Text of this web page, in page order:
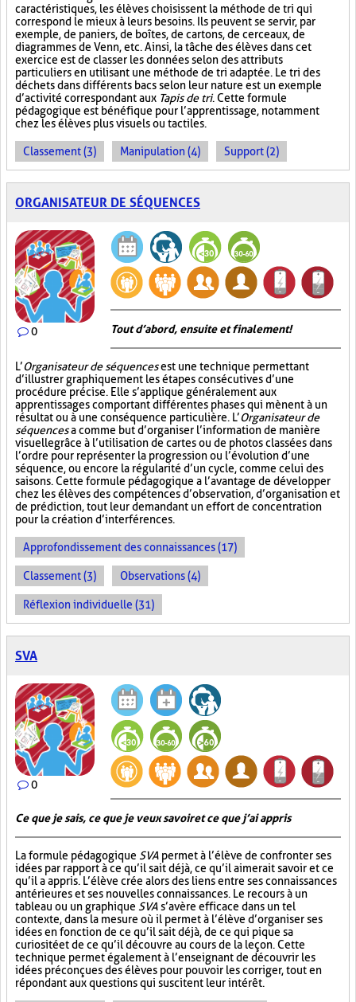
caractéristiques, les élèves choisissent la méthode de tri qui
correspond le mieux à leurs besoins. Ils peuvent se servir, par
exemple, de paniers, de boîtes, de cartons, de cerceaux, de
diagrammes de Venn, etc. Ainsi, la tâche des élèves dans cet
exercice est de classer les données selon des attributs
particuliers en utilisant une méthode de tri adaptée. Le tri des
déchets dans différents bacs selon leur nature est un exemple
d’activité correspondant aux Tapis de tri. Cette formule
pédagogique est bénéfique pour l’apprentissage, notamment
chez les élèves plus visuels ou tactiles.
Classement (3) Manipulation (4) Support (2)
ORGANISATEUR DE SÉQUENCES
0 Tout d’abord, ensuite et finalement!
L’Organisateur de séquencesest une technique permettant
d’illustrer graphiquement les étapes consécutives d’une
procédure précise. Elle s’applique généralement aux
apprentissages comportant différentes phases qui mènent à un
résultat ou à une conséquence particulière. L’Organisateur de
séquencesa comme but d’organiser l’information de manière
visuellegrâce à l’utilisation de cartes ou de photos classées dans
l’ordre pour représenter la progression ou l’évolution d’une
séquence, ou encore la régularité d’un cycle, comme celui des
saisons. Cette formule pédagogique a l’avantage de développer
chez les élèves des compétences d’observation, d’organisation et
de prédiction, tout leur demandant un effort de concentration
pour la création d’interférences.
Approfondissement des connaissances (17)
Classement (3) Observations (4)
Réflexion individuelle (31)
SVA
0
Ce que je sais, ce que je veux savoir et ce que j’ai appris
La formule pédagogique SVA permet à l’élève de confronter ses
idées par rapport à ce qu’il sait déjà, ce qu’il aimerait savoir et ce
qu’il a appris. L’élève crée alors des liens entre ses connaissances
antérieures et ses nouvelles connaissances. Le recours à un
tableau ou un graphique SVA s’avère efficace dans un tel
contexte, dans la mesure où il permet à l’élève d’organiser ses
idées en fonction de ce qu’il sait déjà, de ce qui pique sa
curiosité et de ce qu’il découvre au cours de la leçon. Cette
technique permet également à l’enseignant de découvrir les
idées préconçues des élèves pour pouvoir les corriger, tout en
répondant aux questions qui suscitent leur intérêt.